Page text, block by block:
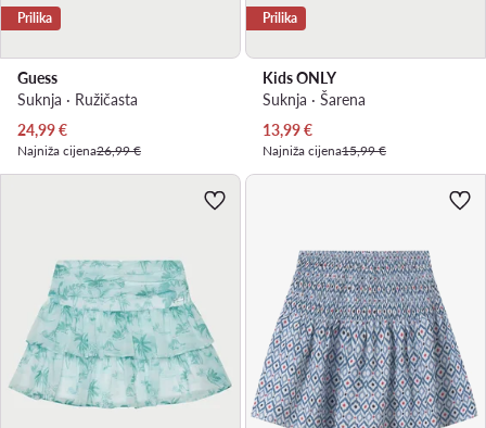
Prilika
Guess
Suknja · Ružičasta
Trenutna cijena
24,99€
Najniža cijena26,99 €
Prilika
Kids ONLY
Suknja · Šarena
Trenutna cijena
13,99€
Najniža cijena15,99 €